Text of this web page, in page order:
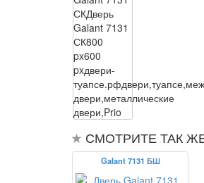
СКДверь
Galant 7131
СК800
px600
pxдвери-
туапсе.рф
двери,металлические
двери,Prio
СМОТРИТЕ ТАК
Galant 7131 БШ